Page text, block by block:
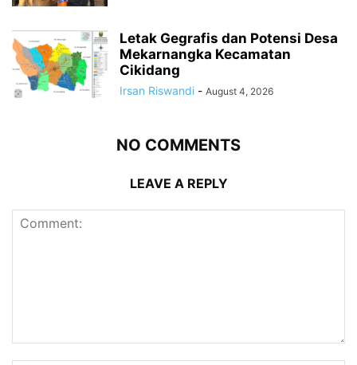
Letak Gegrafis dan Potensi Desa
Mekarnangka Kecamatan
Cikidang
Irsan Riswandi - August 4, 2026
NO COMMENTS
LEAVE A REPLY